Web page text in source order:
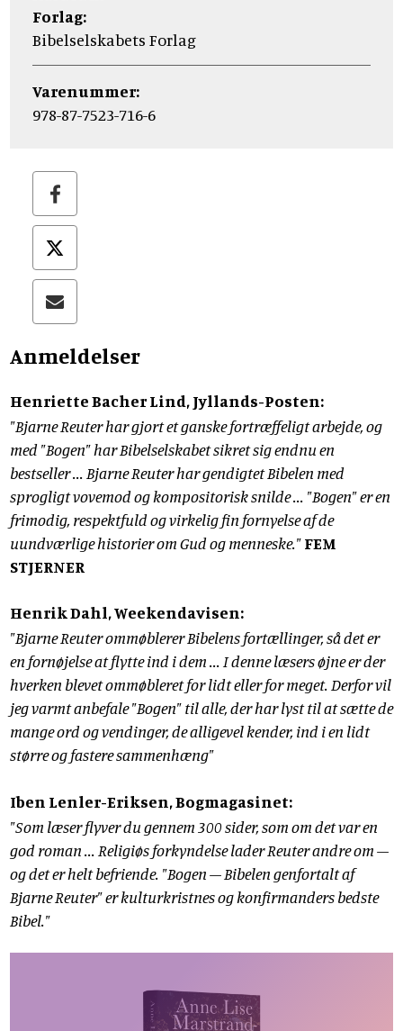
Forlag:
Bibelselskabets Forlag
Varenummer:
978-87-7523-716-6
Anmeldelser
Henriette Bacher Lind, Jyllands-Posten:
"Bjarne Reuter har gjort et ganske fortræffeligt arbejde, og
med "Bogen" har Bibelselskabet sikret sig endnu en
bestseller ... Bjarne Reuter har gendigtet Bibelen med
sprogligt vovemod og kompositorisk snilde ... "Bogen" er en
frimodig, respektfuld og virkelig fin fornyelse af de
uundværlige historier om Gud og menneske."FEM
STJERNER
Henrik Dahl, Weekendavisen:
"Bjarne Reuter ommøblerer Bibelens fortællinger, så det er
en fornøjelse at flytte ind i dem ... I denne læsers øjne er der
hverken blevet ommøbleret for lidt eller for meget. Derfor vil
jeg varmt anbefale "Bogen" til alle, der har lyst til at sætte de
mange ord og vendinger, de alligevel kender, ind i en lidt
større og fastere sammenhæng"
Iben Lenler-Eriksen, Bogmagasinet:
"Som læser flyver du gennem 300 sider, som om det var en
god roman ... Religiøs forkyndelse lader Reuter andre om –
og det er helt befriende. "Bogen – Bibelen genfortalt af
Bjarne Reuter" er kulturkristnes og konfirmanders bedste
Bibel."